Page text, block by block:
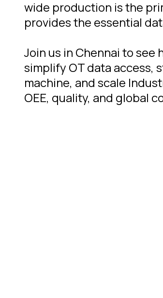
wide production is the
provides the essential
Join us in Chennai to see
simplify OT data access,
machine, and scale
OEE, quality, and global